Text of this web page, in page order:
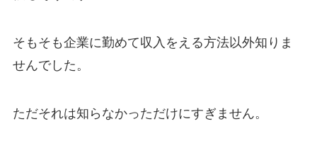
そもそも企業に勤めて収入をえる方法以外知りま
せんでした。
ただそれは知らなかっただけにすぎません。